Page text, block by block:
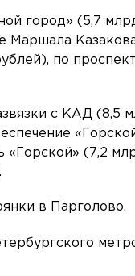
город» (5,7
Маршала
по
с КАД (8,5
«Горской» (7,2
в Парголово.